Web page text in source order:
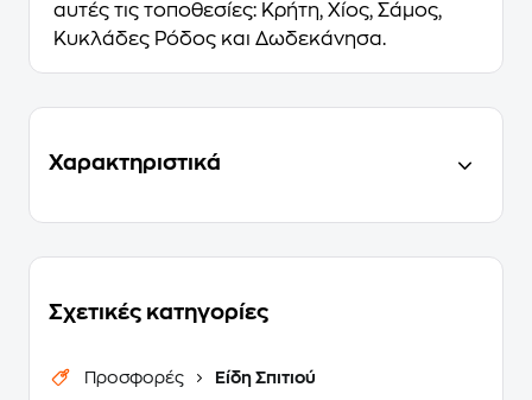
αυτές τις τοποθεσίες: Κρήτη, Χίος, Σάμος,
Κυκλάδες Ρόδος και Δωδεκάνησα.
Χαρακτηριστικά
Σχετικές κατηγορίες
Προσφορές Είδη Σπιτιού